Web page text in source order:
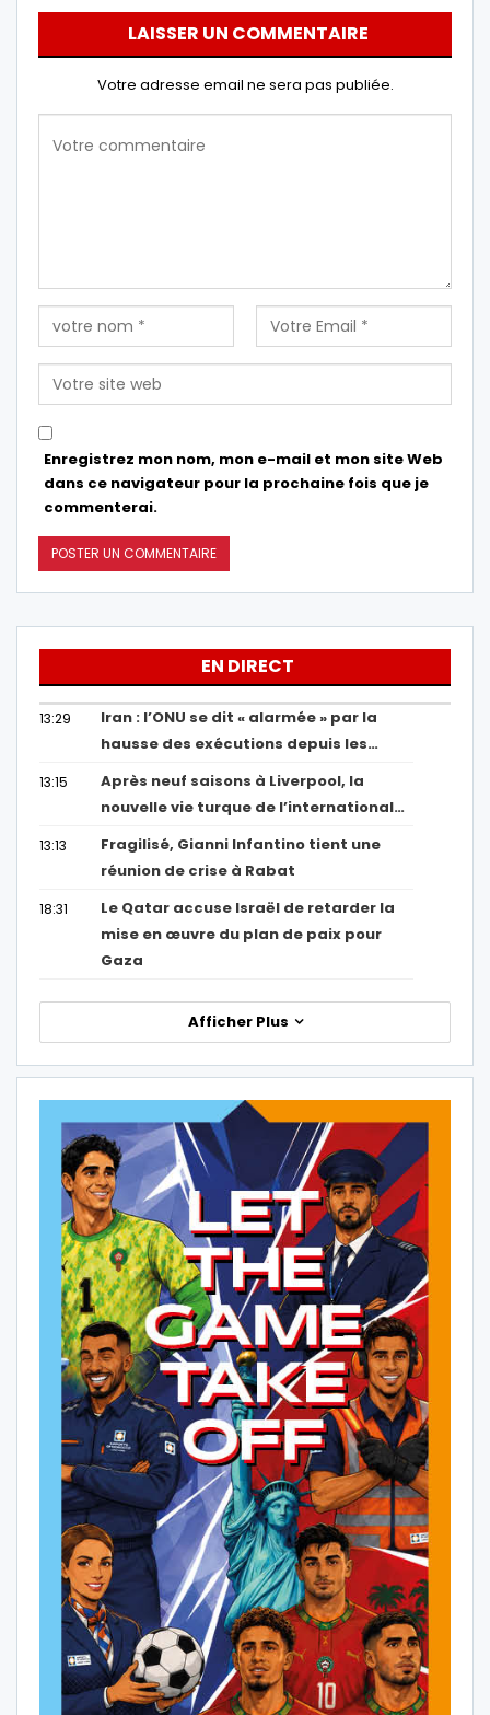
LAISSER UN COMMENTAIRE
Votre adresse email ne sera pas publiée.
Enregistrez mon nom, mon e-mail et mon site Web
dans ce navigateur pour la prochaine fois que je
commenterai.
EN DIRECT
13:29
Iran : l’ONU se dit « alarmée » par la
hausse des exécutions depuis les…
13:15
Après neuf saisons à Liverpool, la
nouvelle vie turque de l’international…
13:13
Fragilisé, Gianni Infantino tient une
réunion de crise à Rabat
18:31
Le Qatar accuse Israël de retarder la
mise en œuvre du plan de paix pour
Gaza
Afficher Plus